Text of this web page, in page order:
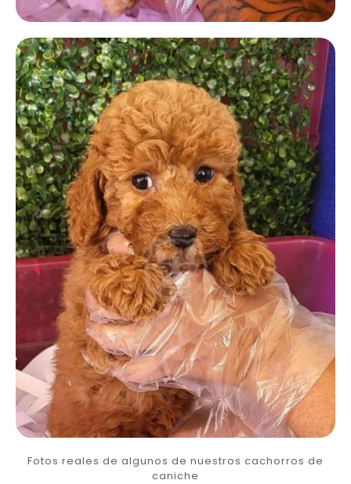
Fotos reales de algunos de nuestros cachorros de
caniche